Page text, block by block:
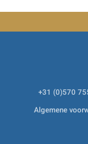
+31 (0)570
Algemene